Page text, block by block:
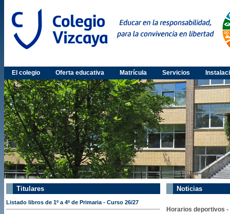
El colegio Oferta educativa Matrícula Servicios
Titulares
Listado libros de 1º a 4º de Primaria - Curso 26/27
Noticias
Horarios deportivos -